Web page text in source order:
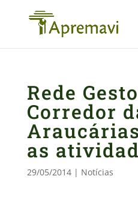
Rede
Corredor
as
29/05/2014| Notícias